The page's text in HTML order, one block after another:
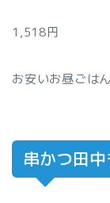
1,518円
お安いお昼ごは
串かつ田